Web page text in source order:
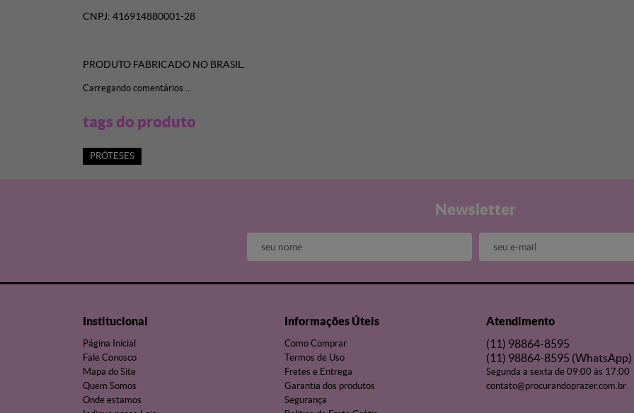
CNPJ: 416914880001-28
PRODUTO FABRICADO NO BRASIL.
Carregando comentários ...
tags do produto
PRÓTESES
Newsletter
Institucional
Página Inicial
Fale Conosco
Mapa do Site
Quem Somos
Onde estamos
Informações Úteis
Como Comprar
Termos de Uso
Fretes e Entrega
Garantia dos produtos
Segurança
Atendimento
(11) 98864-8595
(11) 98864-8595 (WhatsApp)
Segunda a sexta de 09:00 às 17:00
contato@procurandoprazer.com.br